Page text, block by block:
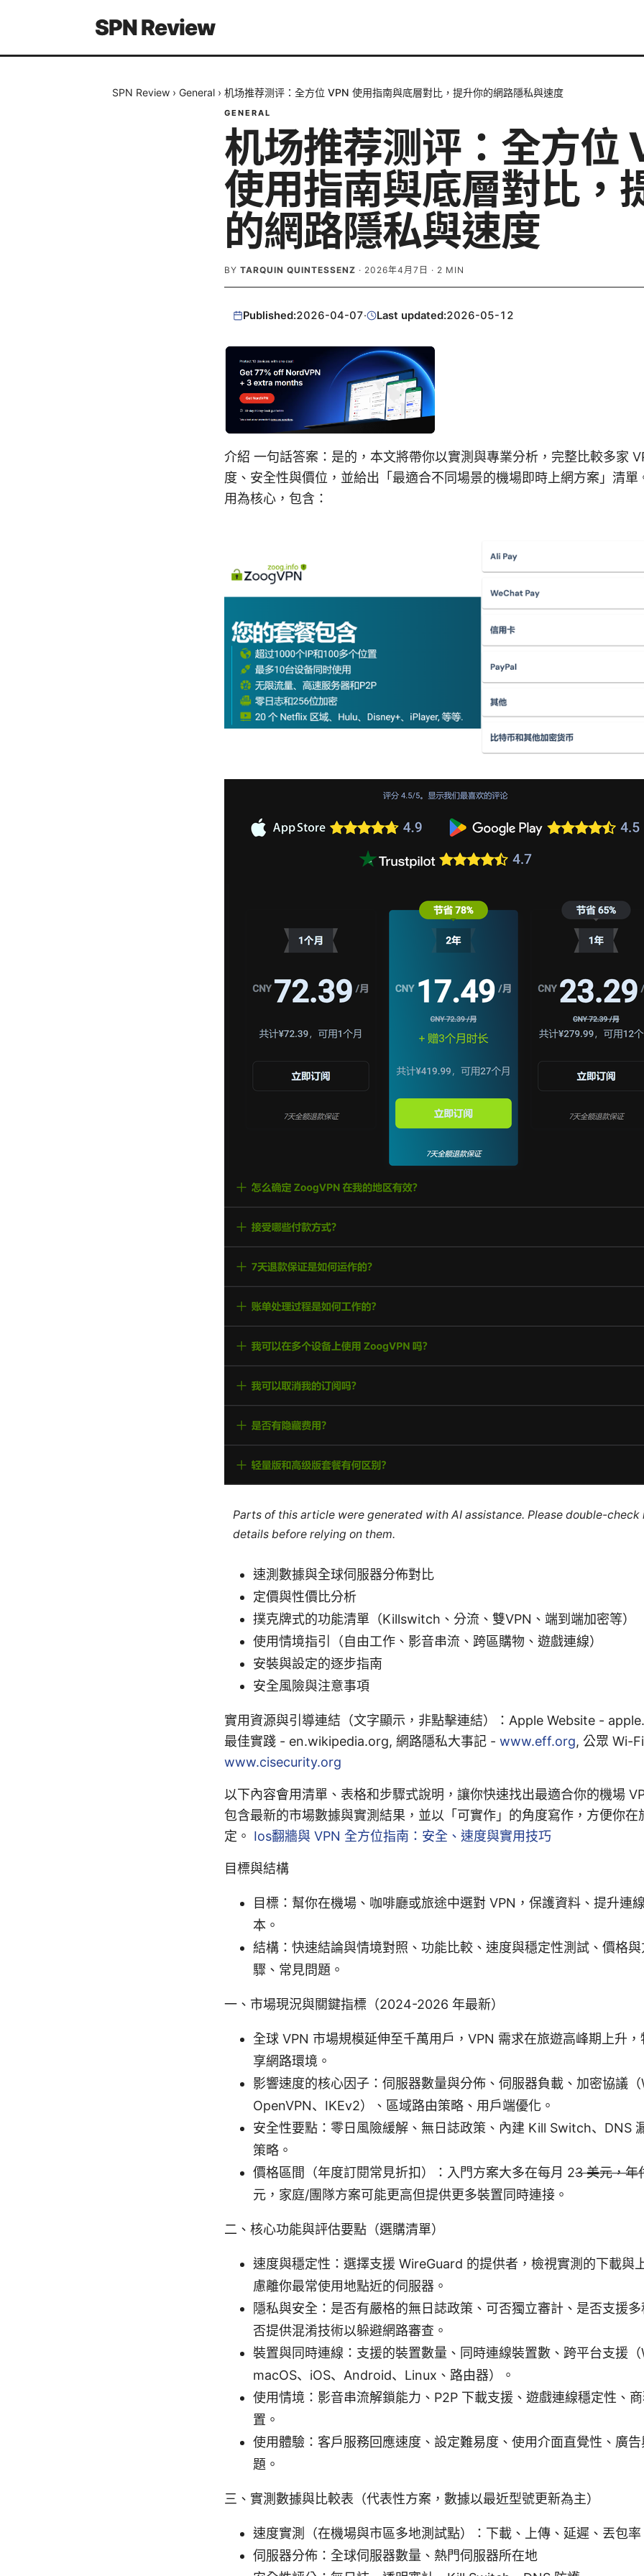
SPN Review
SPN Review › General › 机场推荐测评：全方位 VPN 使用指南與底層對比，提升你的網路隱私與速度
GENERAL
机场推荐测评：全方位
使用指南與底層對比，
的網路隱私與速度
BY TARQUIN QUINTESSENZ · 2026年4月7日 · 2 MIN
Published:2026-04-07· Last updated:2026-05-12
介紹 一句話答案：是的，本文將帶你以實測與專業分析，完整比較多家
度、安全性與價位，並給出「最適合不同場景的機場即時上網方案」清單
用為核心，包含：
Parts of this article were generated with AI assistance. Please double-
details before relying on them.
速測數據與全球伺服器分佈對比
定價與性價比分析
撲克牌式的功能清單（Killswitch、分流、雙VPN、端到端加密等）
使用情境指引（自由工作、影音串流、跨區購物、遊戲連線）
安裝與設定的逐步指南
安全風險與注意事項
實用資源與引導連結（文字顯示，非點擊連結）：Apple Website -
最佳實踐 - en.wikipedia.org, 網路隱私大事記 - www.eff.org, 公眾 Wi-
www.cisecurity.org
以下內容會用清單、表格和步驟式說明，讓你快速找出最適合你的機場
包含最新的市場數據與實測結果，並以「可實作」的角度寫作，方便你在
定。 Ios翻牆與 VPN 全方位指南：安全、速度與實用技巧
目標與結構
目標：幫你在機場、咖啡廳或旅途中選對 VPN，保護資料、提升連
本。
結構：快速結論與情境對照、功能比較、速度與穩定性測試、價格
驟、常見問題。
一、市場現況與關鍵指標（2024-2026 年最新）
全球 VPN 市場規模延伸至千萬用戶，VPN 需求在旅遊高峰期上升
享網路環境。
影響速度的核心因子：伺服器數量與分佈、伺服器負載、加密協議（
OpenVPN、IKEv2）、區域路由策略、用戶端優化。
安全性要點：零日風險緩解、無日誌政策、內建 Kill Switch、DNS
策略。
價格區間（年度訂閱常見折扣）：入門方案大多在每月 23 美元，年
元，家庭/團隊方案可能更高但提供更多裝置同時連接。
二、核心功能與評估要點（選購清單）
速度與穩定性：選擇支援 WireGuard 的提供者，檢視實測的下載與
慮離你最常使用地點近的伺服器。
隱私與安全：是否有嚴格的無日誌政策、可否獨立審計、是否支援
否提供混淆技術以躲避網路審查。
裝置與同時連線：支援的裝置數量、同時連線裝置數、跨平台支援（
macOS、iOS、Android、Linux、路由器）。
使用情境：影音串流解鎖能力、P2P 下載支援、遊戲連線穩定性、
置。
使用體驗：客戶服務回應速度、設定難易度、使用介面直覺性、廣告
題。
三、實測數據與比較表（代表性方案，數據以最近型號更新為主）
速度實測（在機場與市區多地測試點）：下載、上傳、延遲、丟包率
伺服器分佈：全球伺服器數量、熱門伺服器所在地